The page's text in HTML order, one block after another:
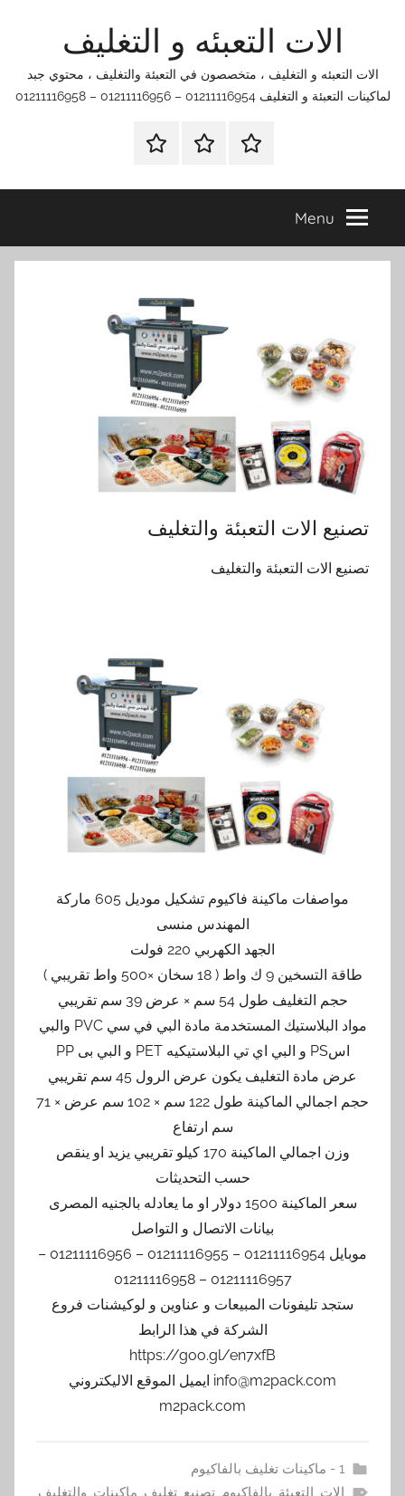
الات التعبئه و التغليف
الات التعبئه و التغليف ، متخصصون في التعبئة والتغليف ، محتوي جبد
لماكينات التعبئة و التغليف 01211116954 – 01211116956 – 01211116958
الرئيسيةاتصل
اتـصـل
في
التي
Menu
تصنيع الات التعبئة والتغليف
تصنيع الات التعبئة والتغليف
مواصفات ماكينة فاكيوم تشكيل موديل 605 ماركة
المهندس منسى
الجهد الكهربي 220 فولت
طاقة التسخين 9 ك واط ( 18 سخان ×500 واط تقريبي )
حجم التغليف طول 54 سم × عرض 39 سم تقريبي
مواد البلاستيك المستخدمة مادة البي في سي PVC والبي
اسPS و البي اي تي البلاستيكيه PET و البي بى PP
عرض مادة التغليف يكون عرض الرول 45 سم تقريبي
حجم اجمالي الماكينة طول 122 سم × 102 سم عرض × 71
سم ارتفاع
وزن اجمالي الماكينة 170 كيلو تقريبي يزيد او ينقص
حسب التحديثات
سعر الماكينة 1500 دولار او ما يعادله بالجنيه المصرى
بيانات الاتصال و التواصل
موبايل 01211116954 – 01211116955 – 01211116956 –
01211116957 – 01211116958
ستجد تليفونات المبيعات و عناوين و لوكيشنات فروع
الشركة في هذا الرابط
https://goo.gl/en7xfB
info@m2pack.com ايميل الموقع الاليكتروني
m2pack.com
1 - ماكينات تغليف بالفاكيوم
الات, التعبئة, بالفاكيوم,تصنيع,تغليف, ماكينات, والتغليف